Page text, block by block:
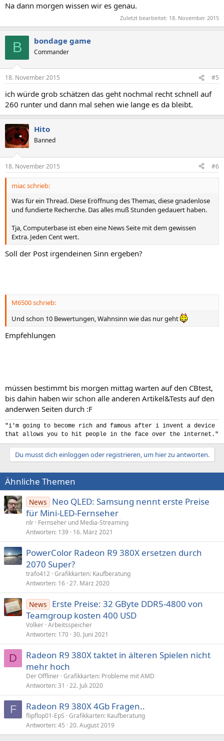
Na dann morgen wissen wir es genau.
Zuletzt bearbeitet: 18. November 2015
B bondage game
Commander
18. November 2015 #5
ich würde grob schätzen das geht nochmal recht schnell auf
260 runter und dann mal sehen wie lange es da bleibt.
Hito
Banned
18. November 2015 #6
miac schrieb:
Was für ein Thread. Diese Eröffnung des Themas, diese gnadenlose
und fundierte Recherche. Das alles muß Stunden gedauert haben.
Tja, Computerbase ist eben eine News Seite mit dem gewissen
Extra. Jeden Cent wert.
Soll der Post irgendeinen Sinn ergeben?
M6500 schrieb:
Und schon 10 Bewertungen, Wahnsinn wie das nur geht
Empfehlungen
müssen bestimmt bis morgen mittag warten auf den CBtest,
bis dahin haben wir schon alle anderen Artikel&Tests auf den
anderwen Seiten durch :F
"i'm going to become rich and famous after i invent a device
that allows you to hit people in the face over the internet."
Du musst dich einloggen oder registrieren, um hier zu antworten.
Ähnliche Themen
News
Neo QLED: Samsung nennt erste Preise
für Mini-LED-Fernseher
nlr Fernseher und Media-Streaming
Antworten 139 16. März 2021
PowerColor Radeon R9 380X ersetzen durch
2070 Super?
trafo412 Grafikkarten: Kaufberatung
Antworten 16 27. März 2020
News
Erste Preise: 32 GByte DDR5-4800 von
Teamgroup kosten 400 USD
Volker Arbeitsspeicher
Antworten 170 30. Juni 2021
D
Radeon R9 380X taktet in älteren Spielen nicht
mehr hoch
Der Offliner Grafikkarten: Probleme mit AMD
Antworten 31 22. Juli 2020
F Radeon R9 380X 4Gb Fragen..
flipflop01-EpS Grafikkarten: Kaufberatung
Antworten 45 20. August 2019